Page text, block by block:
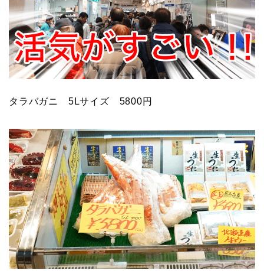
タラバガニ 5Lサイズ 5800円